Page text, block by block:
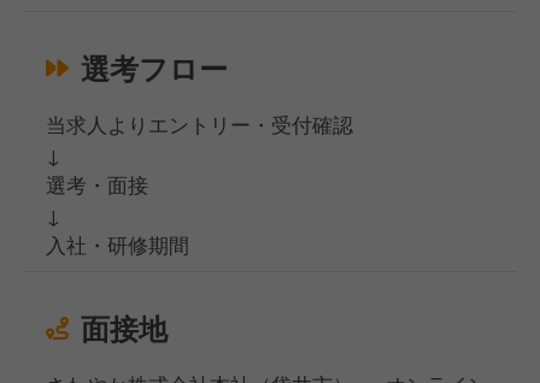
選考フロー
当求人よりエントリー・受付確認
↓
選考・面接
↓
入社・研修期間
面接地